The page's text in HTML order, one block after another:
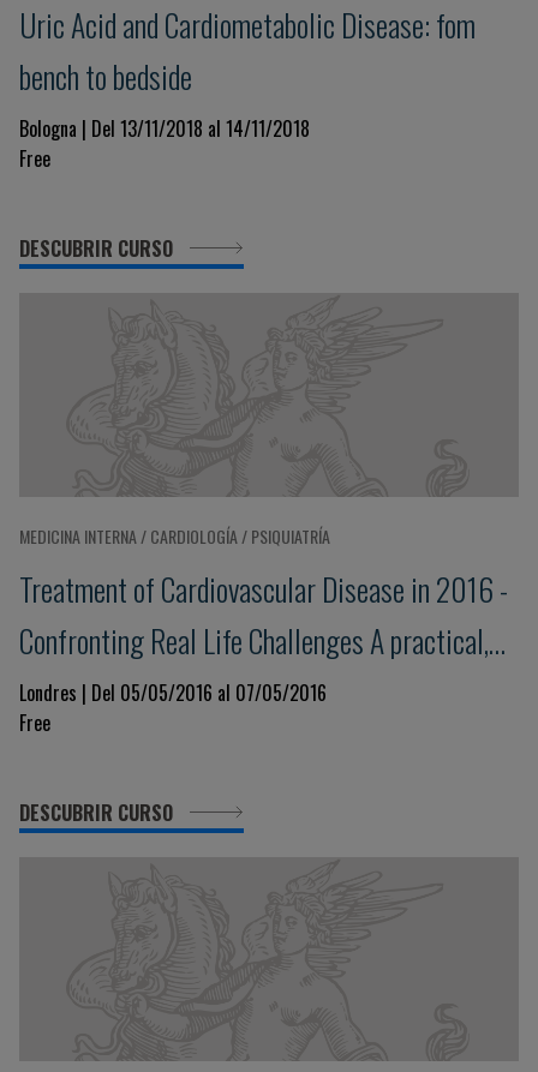
Uric Acid and Cardiometabolic Disease: fom
bench to bedside
Bologna | Del 13/11/2018 al 14/11/2018
Free
DESCUBRIR CURSO
MEDICINA INTERNA / CARDIOLOGÍA / PSIQUIATRÍA
Treatment of Cardiovascular Disease in 2016 -
Confronting Real Life Challenges A practical,
interactive workshop
Londres | Del 05/05/2016 al 07/05/2016
Free
DESCUBRIR CURSO